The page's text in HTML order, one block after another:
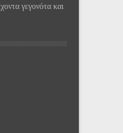
γεγονότα και